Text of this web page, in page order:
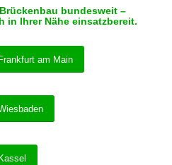
bundesweit –
in Ihrer Nähe einsatzbereit.
am Main